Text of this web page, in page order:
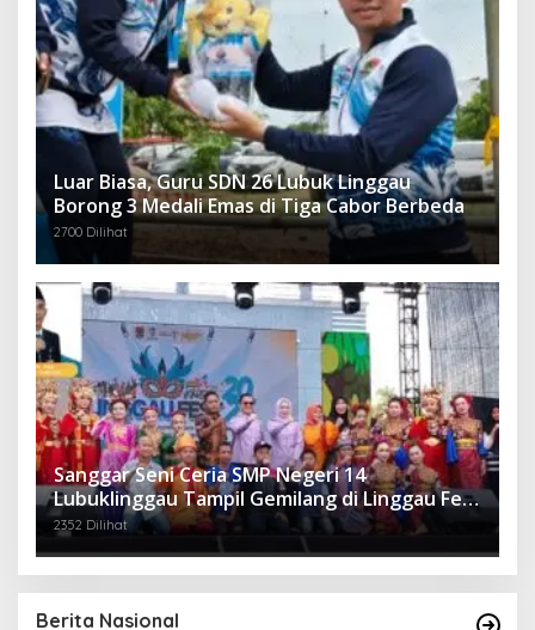
Luar Biasa, Guru SDN 26 Lubuk Linggau
Borong 3 Medali Emas di Tiga Cabor Berbeda
2700 Dilihat
Sanggar Seni Ceria SMP Negeri 14
Lubuklinggau Tampil Gemilang di Linggau Fest
2025
2352 Dilihat
Berita Nasional